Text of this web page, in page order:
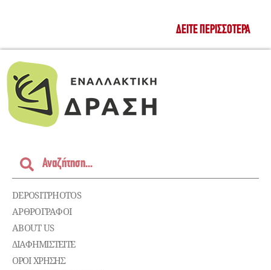
ΔΕΊΤΕ ΠΕΡΙΣΣΌΤΕΡΑ
DEPOSITPHOTOS
ΑΡΘΡΟΓΡΑΦΟΙ
ABOUT US
ΔΙΑΦΗΜΙΣΤΕΊΤΕ
ΌΡΟΙ ΧΡΉΣΗΣ